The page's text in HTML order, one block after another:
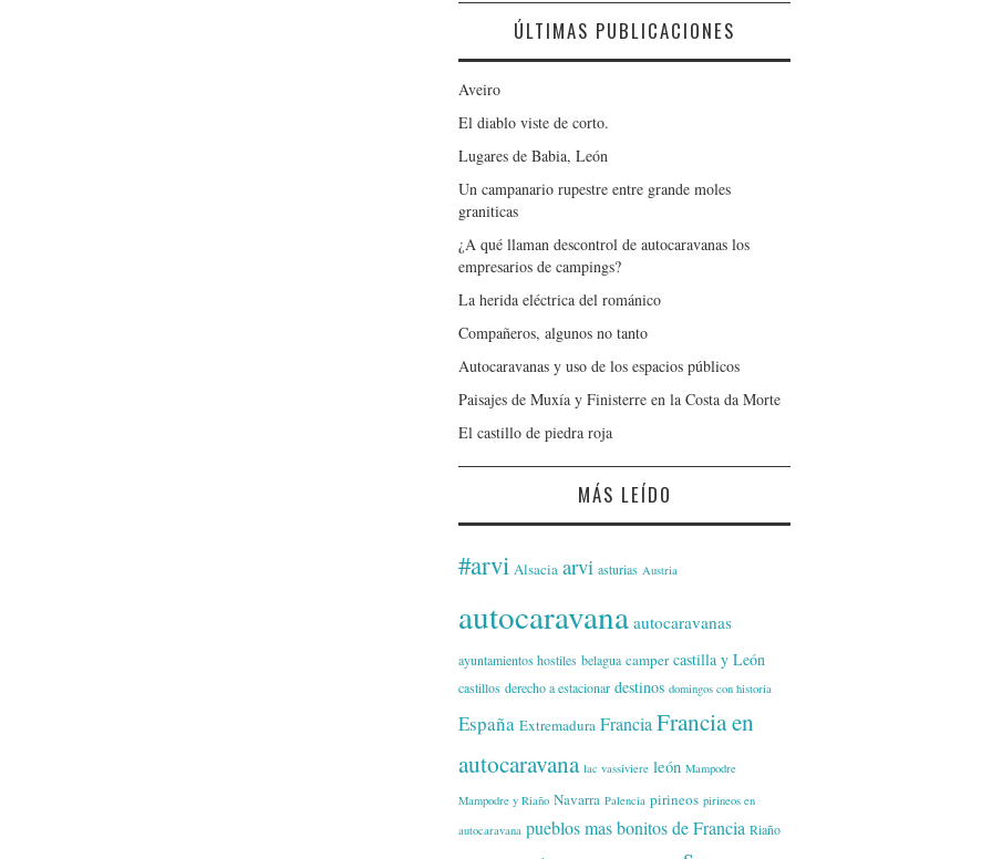
ÚLTIMAS PUBLICACIONES
Aveiro
El diablo viste de corto.
Lugares de Babia, León
Un campanario rupestre entre grande moles
graniticas
¿A qué llaman descontrol de autocaravanas los
empresarios de campings?
La herida eléctrica del románico
Compañeros, algunos no tanto
Autocaravanas y uso de los espacios públicos
Paisajes de Muxía y Finisterre en la Costa da Morte
El castillo de piedra roja
MÁS LEÍDO
#arvi Alsacia arvi asturias Austria
autocaravana autocaravanas
ayuntamientos hostiles belagua camper castilla y León
castillos derecho a estacionar destinos domingos con historia
España Extremadura Francia Francia en
autocaravana lac vassiviere león Mampodre
Mampodre y Riaño Navarra Palencia pirineos pirineos en
autocaravana pueblos mas bonitos de Francia Riaño